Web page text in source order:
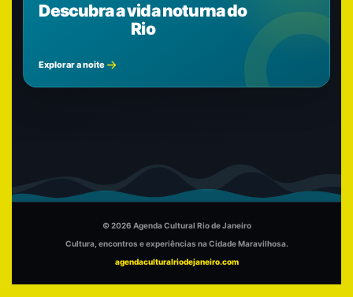
Descubra a vida noturna do
Rio
Explorar a noite
© 2026 Agenda Cultural Rio de Janeiro
Cultura, encontros e experiências na Cidade Maravilhosa.
agendaculturalriodejaneiro.com